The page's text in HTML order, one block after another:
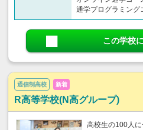
通学プログラミング
この学校
通信制高校 新着
R高等学校(N高グループ)
高校生の100人